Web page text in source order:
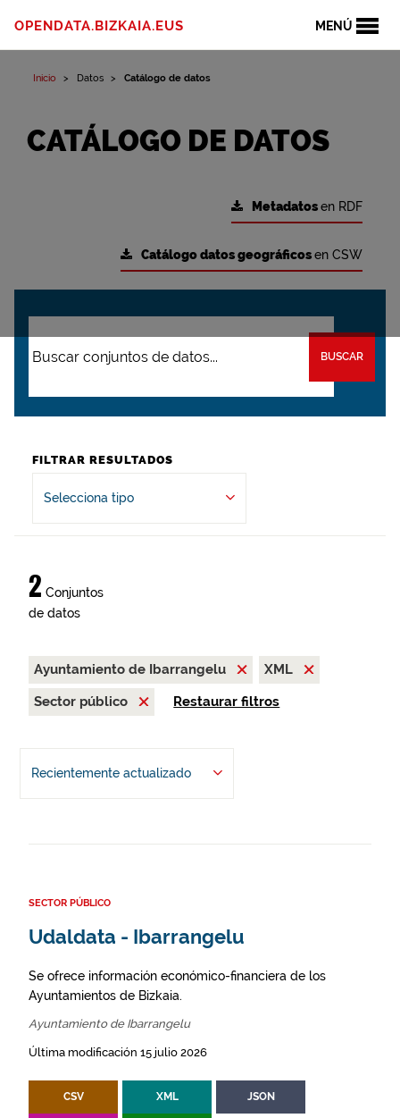
MENÚ
OPENDATA.BIZKAIA.EUS
Inicio Datos Catálogo de datos
CATÁLOGO DE DATOS
Metadatosen RDF
Catálogo datos geográficosen CSW
BUSCAR
FILTRAR RESULTADOS
Selecciona tipo
2 Conjuntos
de datos
Ayuntamiento de Ibarrangelu
XML
Sector público
Restaurar filtros
Recientemente actualizado
SECTOR PÚBLICO
Udaldata - Ibarrangelu
Se ofrece información económico-financiera de los
Ayuntamientos de Bizkaia.
Ayuntamiento de Ibarrangelu
Última modificación 15 julio 2026
CSV XML JSON